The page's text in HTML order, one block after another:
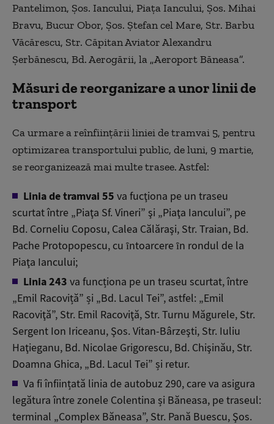
Pantelimon, Şos. Iancului, Piața Iancului, Şos. Mihai
Bravu, Bucur Obor, Şos. Ştefan cel Mare, Str. Barbu
Văcărescu, Str. Căpitan Aviator Alexandru
Şerbănescu, Bd. Aerogării, la „Aeroport Băneasa”.
Măsuri de reorganizare a unor linii de
transport
Ca urmare a reînființării liniei de tramvai 5, pentru
optimizarea transportului public, de luni, 9 martie,
se reorganizează mai multe trasee. Astfel:
Linia de tramvai 55 va fucţiona pe un traseu
scurtat între „Piaţa Sf. Vineri” şi „Piaţa Iancului”, pe
Bd. Corneliu Coposu, Calea Călăraşi, Str. Traian, Bd.
Pache Protopopescu, cu ȋntoarcere ȋn rondul de la
Piaţa Iancului;
Linia 243 va funcționa pe un traseu scurtat, între
„Emil Racoviță” și „Bd. Lacul Tei”, astfel: „Emil
Racoviţă”, Str. Emil Racoviţă, Str. Turnu Măgurele, Str.
Sergent Ion Iriceanu, Şos. Vitan-Bârzeşti, Str. Iuliu
Haţieganu, Bd. Nicolae Grigorescu, Bd. Chişinău, Str.
Doamna Ghica, „Bd. Lacul Tei” și retur.
Va fi înființată linia de autobuz 290, care va asigura
legătura între zonele Colentina și Băneasa, pe traseul:
terminal „Complex Băneasa”, Str. Pană Buescu, Şos.